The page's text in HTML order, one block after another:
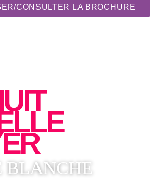
CONSULTER LA BROCHURE
BLANCHE